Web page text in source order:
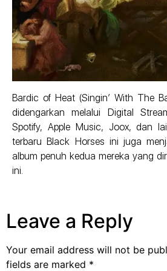
Bardic of Heat (Singin’ With The
didengarkan melalui Digital
Spotify, Apple Music, Joox, dan
terbaru Black Horses ini juga
album penuh kedua mereka yang
ini.
Leave a Reply
Your email address will not be
fields are marked *